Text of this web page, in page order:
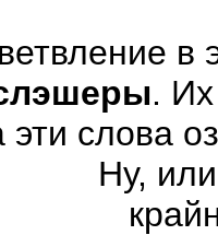
в
.
слова
Ну,